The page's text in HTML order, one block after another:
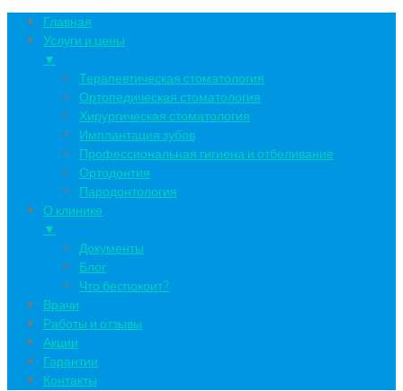
Главная
Услуги и цены
▼
Терапевтическая стоматология
Ортопедическая стоматология
Хирургическая стоматология
Имплантация зубов
Профессиональная гигиена и отбеливание
Ортодонтия
Пародонтология
О клинике
▼
Документы
Блог
Что беспокоит?
Врачи
Работы и отзывы
Акции
Гарантии
Контакты